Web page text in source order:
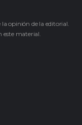
opinión de la editorial.
material.